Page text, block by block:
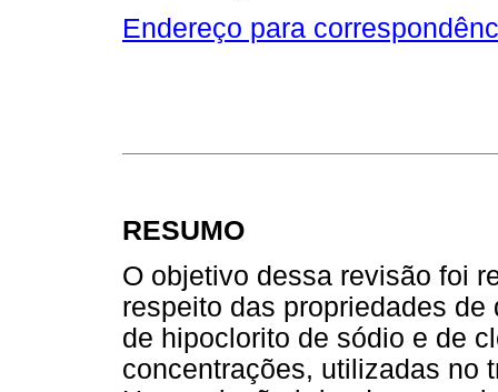
Endereço para
RESUMO
O objetivo dessa revisão foi
respeito das propriedades
de hipoclorito de sódio e de
concentrações, utilizadas no